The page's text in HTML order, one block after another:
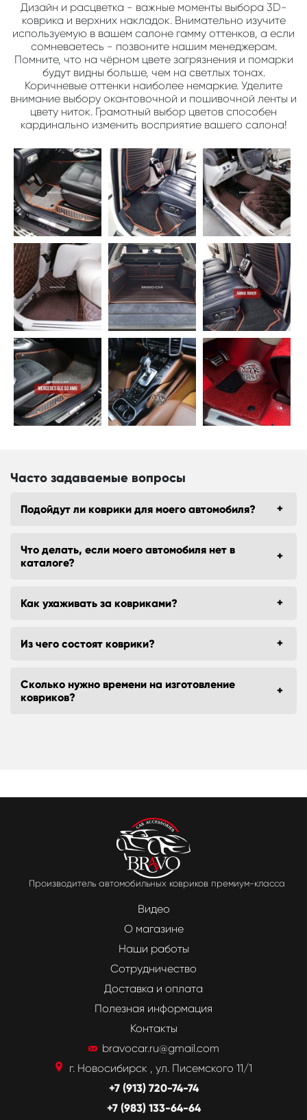
Дизайн и расцветка - важные моменты выбора 3D-
коврика и верхних накладок. Внимательно изучите
используемую в вашем салоне гамму оттенков, а если
сомневаетесь - позвоните нашим менеджерам.
Помните, что на чёрном цвете загрязнения и помарки
будут видны больше, чем на светлых тонах.
Коричневые оттенки наиболее немаркие. Уделите
внимание выбору окантовочной и пошивочной ленты и
цвету ниток. Грамотный выбор цветов способен
кардинально изменить восприятие вашего салона!
Часто задаваемые вопросы
Подойдут ли коврики для моего автомобиля?
Что делать, если моего автомобиля нет в
каталоге?
Как ухаживать за ковриками?
Из чего состоят коврики?
Сколько нужно времени на изготовление
ковриков?
Производитель автомобильных ковриков премиум-класса
Видео
О магазине
Наши работы
Сотрудничество
Доставка и оплата
Полезная информация
Контакты
bravocar.ru@gmail.com
г. Новосибирск , ул. Писемского 11/1
+7 (913) 720-74-74
+7 (983) 133-64-64